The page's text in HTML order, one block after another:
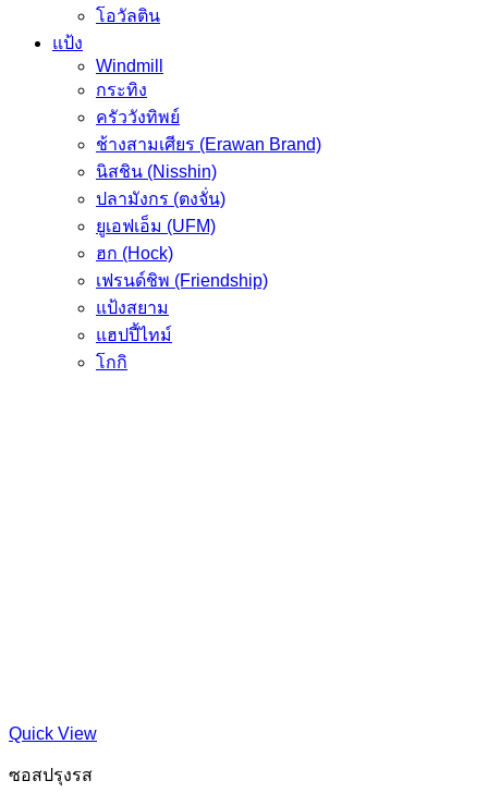
โอวัลติน
แป้ง
Windmill
กระทิง
ครัววังทิพย์
ช้างสามเศียร (Erawan Brand)
นิสชิน (Nisshin)
ปลามังกร (ตงจั่น)
ยูเอฟเอ็ม (UFM)
ฮก (Hock)
เฟรนด์ชิพ (Friendship)
แป้งสยาม
แฮปปี้ไทม์
โกกิ
Quick View
ซอสปรุงรส